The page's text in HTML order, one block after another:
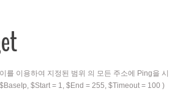
이용하여 지정된 범위 의 모든 주소에 Ping을 시
$Start = 1, $End = 255, $Timeout = 100 )